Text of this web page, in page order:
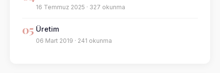
16 Temmuz 2025 · 327 okunma
05 Üretim
06 Mart 2019 · 241 okunma